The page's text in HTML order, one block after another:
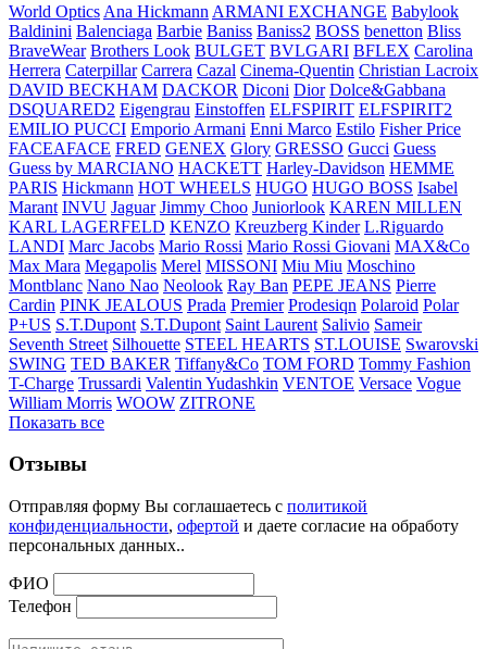
World Optics Ana Hickmann ARMANI EXCHANGE Babylook
Baldinini Balenciaga Barbie Baniss Baniss2 BOSS benetton Bliss
BraveWear Brothers Look BULGET BVLGARI BFLEX Carolina
Herrera Caterpillar Carrera Cazal Cinema-Quentin Christian Lacroix
DAVID BECKHAM DACKOR Diconi Dior Dolce&Gabbana
DSQUARED2 Eigengrau Einstoffen ELFSPIRIT ELFSPIRIT2
EMILIO PUCCI Emporio Armani Enni Marco Estilo Fisher Price
FACEAFACE FRED GENEX Glory GRESSO Gucci Guess
Guess by MARCIANO HACKETT Harley-Davidson HEMME
PARIS Hickmann HOT WHEELS HUGO HUGO BOSS Isabel
Marant INVU Jaguar Jimmy Choo Juniorlook KAREN MILLEN
KARL LAGERFELD KENZO Kreuzberg Kinder L.Riguardo
LANDI Marc Jacobs Mario Rossi Mario Rossi Giovani MAX&Co
Max Mara Megapolis Merel MISSONI Miu Miu Moschino
Montblanc Nano Nao Neolook Ray Ban PEPE JEANS Pierre
Cardin PINK JEALOUS Prada Premier Prodesiqn Polaroid Polar
P+US S.T.Dupont S.T.Dupont Saint Laurent Salivio Sameir
Seventh Street Silhouette STEEL HEARTS ST.LOUISE Swarovski
SWING TED BAKER Tiffany&Co TOM FORD Tommy Fashion
T-Charge Trussardi Valentin Yudashkin VENTOE Versace Vogue
William Morris WOOW ZITRONE
Показать все
Отзывы
Отправляя форму Вы соглашаетесь с политикой
конфиденциальности, офертой и даете согласие на обработу
персональных данных..
ФИО
Телефон